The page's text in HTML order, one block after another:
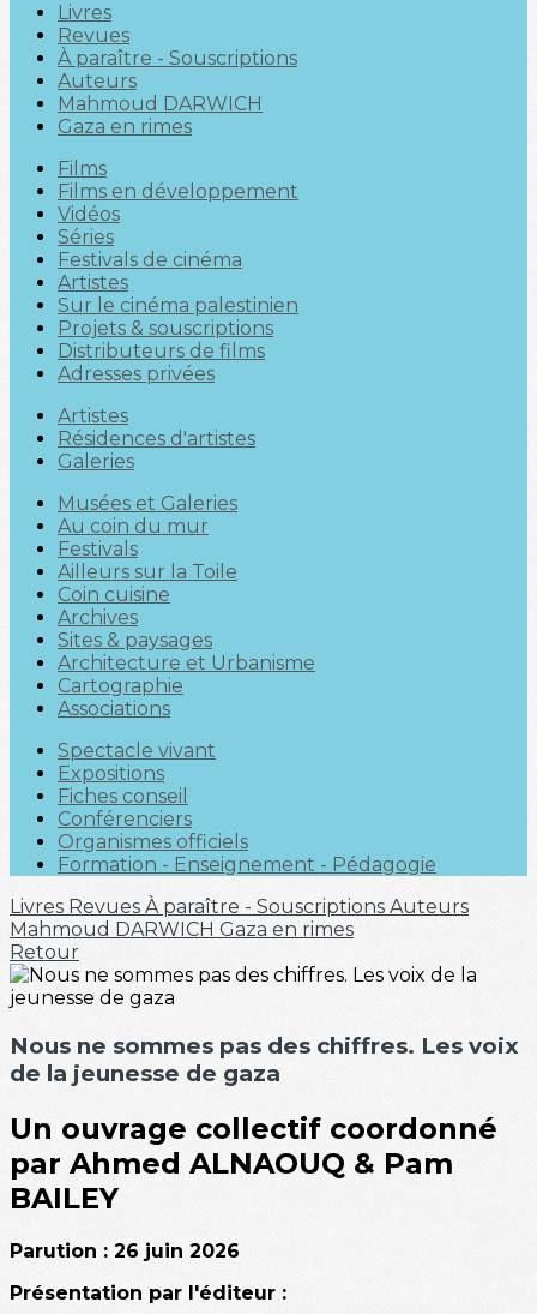
Livres
Revues
À paraître - Souscriptions
Auteurs
Mahmoud DARWICH
Gaza en rimes
Films
Films en développement
Vidéos
Séries
Festivals de cinéma
Artistes
Sur le cinéma palestinien
Projets & souscriptions
Distributeurs de films
Adresses privées
Artistes
Résidences d'artistes
Galeries
Musées et Galeries
Au coin du mur
Festivals
Ailleurs sur la Toile
Coin cuisine
Archives
Sites & paysages
Architecture et Urbanisme
Cartographie
Associations
Spectacle vivant
Expositions
Fiches conseil
Conférenciers
Organismes officiels
Formation - Enseignement - Pédagogie
Livres Revues À paraître - Souscriptions Auteurs
Mahmoud DARWICH Gaza en rimes
Retour
Nous ne sommes pas des chiffres. Les voix
de la jeunesse de gaza
Un ouvrage collectif coordonné
par Ahmed ALNAOUQ & Pam
BAILEY
Parution : 26 juin 2026
Présentation par l'éditeur :